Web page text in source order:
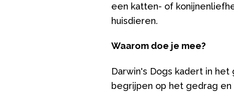
een katten- of
huisdieren.
Waarom doe je mee?
Darwin's Dogs kadert in
begrijpen op het gedrag en